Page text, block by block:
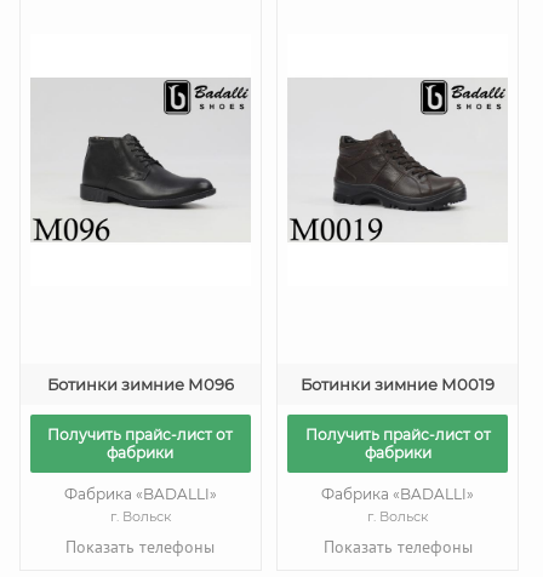
Ботинки зимние М096
Получить прайс-лист от
фабрики
Фабрика «BADALLI»
г. Вольск
Показать телефоны
Ботинки зимние М0019
Получить прайс-лист от
фабрики
Фабрика «BADALLI»
г. Вольск
Показать телефоны